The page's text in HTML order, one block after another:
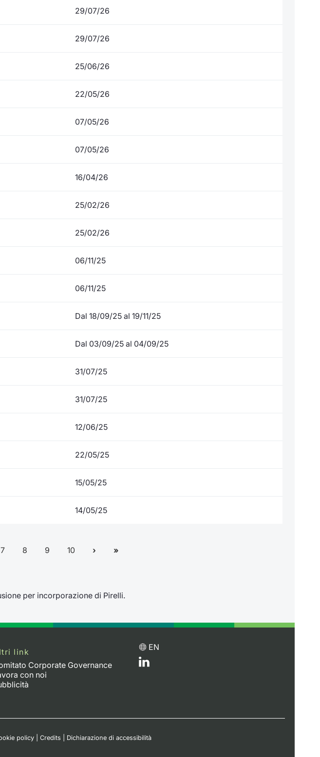
29/07/26
29/07/26
25/06/26
22/05/26
07/05/26
07/05/26
16/04/26
25/02/26
25/02/26
06/11/25
06/11/25
Dal 18/09/25 al 19/11/25
Dal 03/09/25 al 04/09/25
31/07/25
31/07/25
12/06/25
22/05/25
15/05/25
14/05/25
7 8 9 10
per incorporazione di Pirelli.
link
Corporate Governance
con noi
EN
policy Credits Dichiarazione di accessibilità